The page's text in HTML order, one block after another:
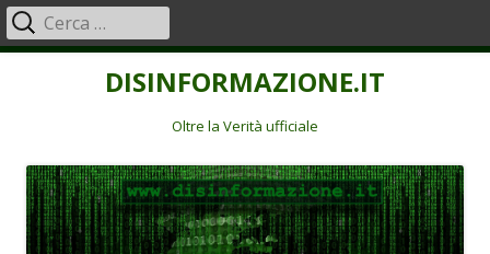
DISINFORMAZIONE.IT
Oltre la Verità ufficiale
Menu
principale
Ricerca
per: